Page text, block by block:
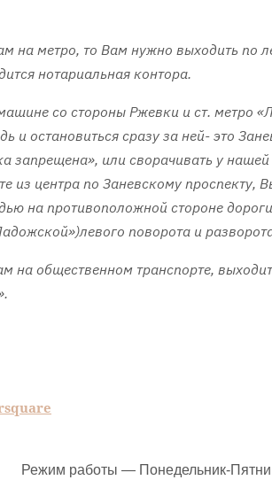
на метро, то Вам нужно выходить по
нотариальная контора.
со стороны Ржевки и ст. метро
и остановиться сразу за ней- это
запрещена», или сворачивать у
из центра по Заневскому проспекту,
на противоположной стороне
поворота и
на общественном транспорте,
Режим работы — Понедельник-